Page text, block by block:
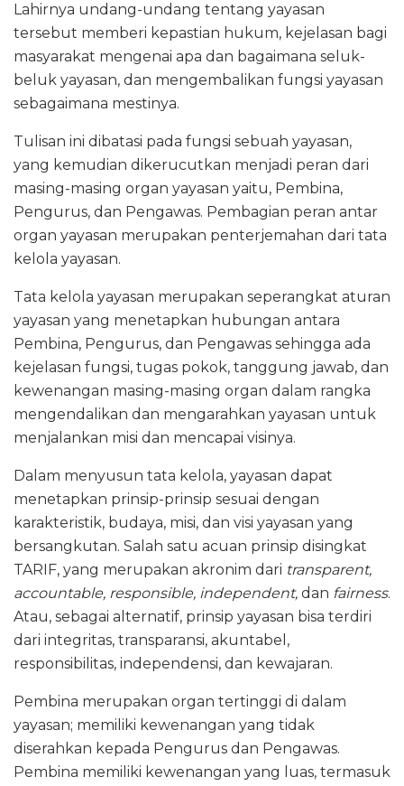
Lahirnya undang-undang tentang yayasan
tersebut memberi kepastian hukum, kejelasan bagi
masyarakat mengenai apa dan bagaimana seluk-
beluk yayasan, dan mengembalikan fungsi yayasan
sebagaimana mestinya.
Tulisan ini dibatasi pada fungsi sebuah yayasan,
yang kemudian dikerucutkan menjadi peran dari
masing-masing organ yayasan yaitu, Pembina,
Pengurus, dan Pengawas. Pembagian peran antar
organ yayasan merupakan penterjemahan dari tata
kelola yayasan.
Tata kelola yayasan merupakan seperangkat aturan
yayasan yang menetapkan hubungan antara
Pembina, Pengurus, dan Pengawas sehingga ada
kejelasan fungsi, tugas pokok, tanggung jawab, dan
kewenangan masing-masing organ dalam rangka
mengendalikan dan mengarahkan yayasan untuk
menjalankan misi dan mencapai visinya.
Dalam menyusun tata kelola, yayasan dapat
menetapkan prinsip-prinsip sesuai dengan
karakteristik, budaya, misi, dan visi yayasan yang
bersangkutan. Salah satu acuan prinsip disingkat
TARIF, yang merupakan akronim dari transparent,
accountable, responsible, independent, dan fairness.
Atau, sebagai alternatif, prinsip yayasan bisa terdiri
dari integritas, transparansi, akuntabel,
responsibilitas, independensi, dan kewajaran.
Pembina merupakan organ tertinggi di dalam
yayasan; memiliki kewenangan yang tidak
diserahkan kepada Pengurus dan Pengawas.
Pembina memiliki kewenangan yang luas, termasuk